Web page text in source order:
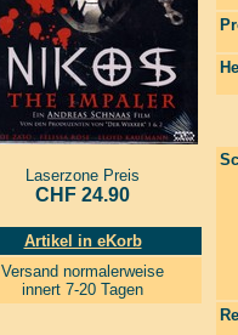
Laserzone Preis
CHF 24.90
Artikel in eKorb
Versand normalerweise
innert 7-20 Tagen